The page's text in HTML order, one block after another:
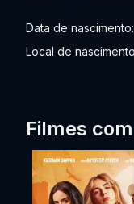
Data de nascimento:
Local de
Filmes